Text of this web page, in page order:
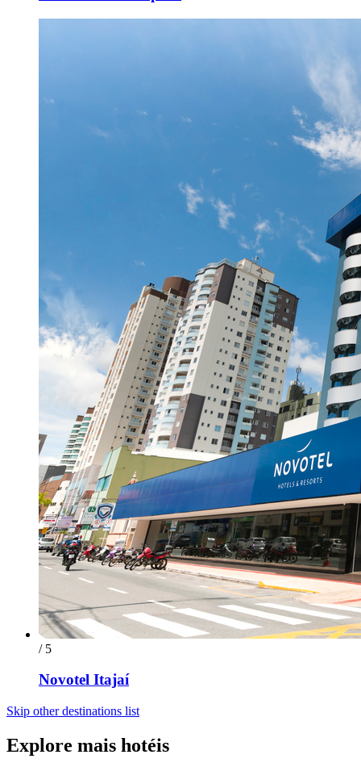
/ 5
Novotel Itajaí
Skip other destinations list
Explore mais hotéis